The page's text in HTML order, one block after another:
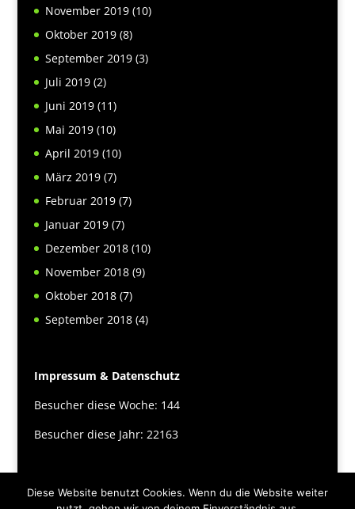
November 2019(10)
Oktober 2019(8)
September 2019(3)
Juli 2019(2)
Juni 2019(11)
Mai 2019(10)
April 2019(10)
März 2019(7)
Februar 2019(7)
Januar 2019(7)
Dezember 2018(10)
November 2018(9)
Oktober 2018(7)
September 2018(4)
Impressum & Datenschutz
Besucher diese Woche: 144
Besucher diese Jahr: 22163
Diese Website benutzt Cookies. Wenn du die Website weiter